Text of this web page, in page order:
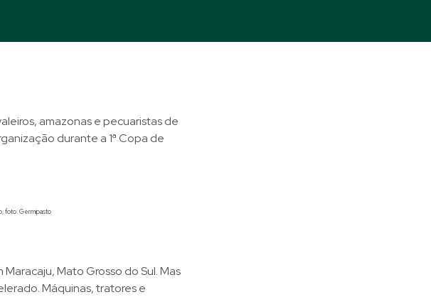
amazonas e pecuaristas de
durante a 1ª Copa de
foto: Germipasto
Mato Grosso do Sul. Mas
Máquinas, tratores e